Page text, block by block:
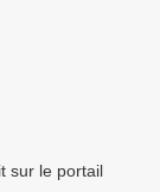
sur le portail